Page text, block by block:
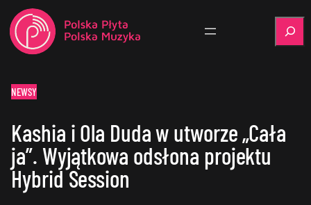
NEWSY
Kashia i Ola Duda w utworze „Cała
ja”. Wyjątkowa odsłona projektu
Hybrid Session